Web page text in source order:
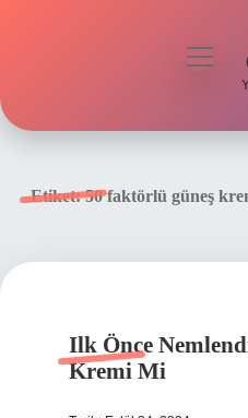
Etiket:50 faktörlü güneş
Ilk Önce
Kremi Mi